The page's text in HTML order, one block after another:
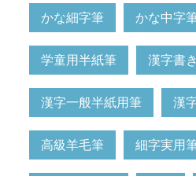
かな細字筆 かな中字
学童用半紙筆 漢字書
漢字一般半紙用筆 漢
高級羊毛筆 細字実用